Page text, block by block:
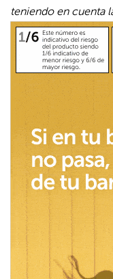
teniendo en cuenta